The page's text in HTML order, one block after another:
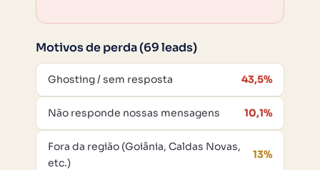
Motivos de perda (69 leads)
Ghosting / sem resposta 43,5%
Não responde nossas mensagens 10,1%
Fora da região (Goiânia, Caldas Novas,
etc.)
13%